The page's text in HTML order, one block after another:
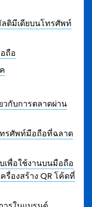
ลติมีเดียบนโทรศัพท์
ถือ
กับการตลาดผ่าน
รศัพท์มือถือที่ฉลาด
เพื่อใช้งานบนมือถือ
รื่องสร้าง QR โค้ดที่